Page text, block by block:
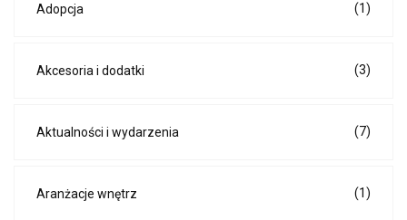
Adopcja (1)
Akcesoria i dodatki (3)
Aktualności i wydarzenia (7)
Aranżacje wnętrz (1)